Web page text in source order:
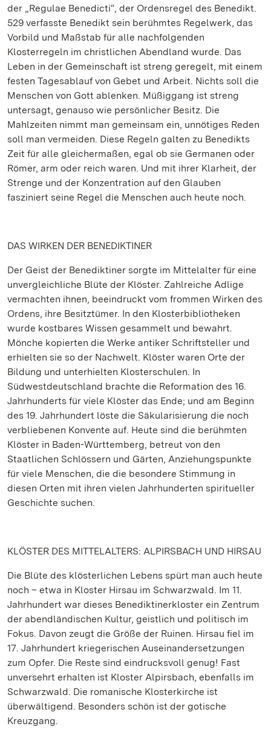
der „Regulae Benedicti“, der Ordensregel des Benedikt.
529 verfasste Benedikt sein berühmtes Regelwerk, das
Vorbild und Maßstab für alle nachfolgenden
Klosterregeln im christlichen Abendland wurde. Das
Leben in der Gemeinschaft ist streng geregelt, mit einem
festen Tagesablauf von Gebet und Arbeit. Nichts soll die
Menschen von Gott ablenken. Müßiggang ist streng
untersagt, genauso wie persönlicher Besitz. Die
Mahlzeiten nimmt man gemeinsam ein, unnötiges Reden
soll man vermeiden. Diese Regeln galten zu Benedikts
Zeit für alle gleichermaßen, egal ob sie Germanen oder
Römer, arm oder reich waren. Und mit ihrer Klarheit, der
Strenge und der Konzentration auf den Glauben
fasziniert seine Regel die Menschen auch heute noch.
DAS WIRKEN DER BENEDIKTINER
Der Geist der Benediktiner sorgte im Mittelalter für eine
unvergleichliche Blüte der Klöster. Zahlreiche Adlige
vermachten ihnen, beeindruckt vom frommen Wirken des
Ordens, ihre Besitztümer. In den Klosterbibliotheken
wurde kostbares Wissen gesammelt und bewahrt.
Mönche kopierten die Werke antiker Schriftsteller und
erhielten sie so der Nachwelt. Klöster waren Orte der
Bildung und unterhielten Klosterschulen. In
Südwestdeutschland brachte die Reformation des 16.
Jahrhunderts für viele Klöster das Ende; und am Beginn
des 19. Jahrhundert löste die Säkularisierung die noch
verbliebenen Konvente auf. Heute sind die berühmten
Klöster in Baden-Württemberg, betreut von den
Staatlichen Schlössern und Gärten, Anziehungspunkte
für viele Menschen, die die besondere Stimmung in
diesen Orten mit ihren vielen Jahrhunderten spiritueller
Geschichte suchen.
KLÖSTER DES MITTELALTERS: ALPIRSBACH UND HIRSAU
Die Blüte des klösterlichen Lebens spürt man auch heute
noch – etwa in Kloster Hirsau im Schwarzwald. Im 11.
Jahrhundert war dieses Benediktinerkloster ein Zentrum
der abendländischen Kultur, geistlich und politisch im
Fokus. Davon zeugt die Größe der Ruinen. Hirsau fiel im
17. Jahrhundert kriegerischen Auseinandersetzungen
zum Opfer. Die Reste sind eindrucksvoll genug! Fast
unversehrt erhalten ist Kloster Alpirsbach, ebenfalls im
Schwarzwald. Die romanische Klosterkirche ist
überwältigend. Besonders schön ist der gotische
Kreuzgang.